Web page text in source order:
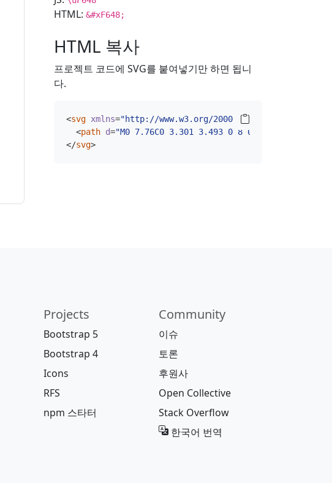
HTML: &#xF648;
HTML 복사
프로젝트 코드에 SVG를 붙여넣기만 하면 됩니
다.
<svg xmlns="http://www.w3.org/2000/svg"
<path d="M0 7.76C0 3.301 3.493 0 8 0s8 3.301 8
</svg>
Projects
Bootstrap 5
Bootstrap 4
Icons
RFS
npm 스타터
Community
이슈
토론
후원사
Open Collective
Stack Overflow
한국어 번역